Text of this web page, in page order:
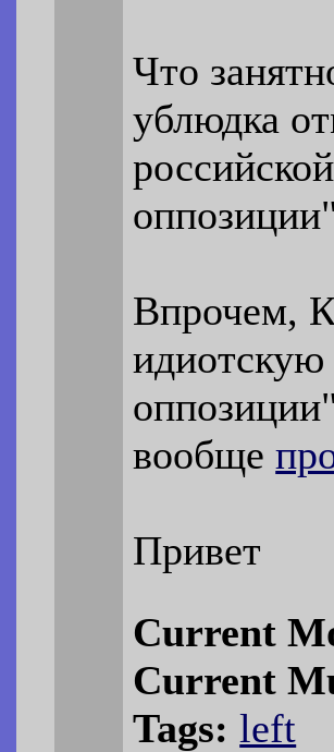
Что
ублюдка
российской
Впрочем,
идиотскую
вообще
Привет
Current
Current
Tags: left